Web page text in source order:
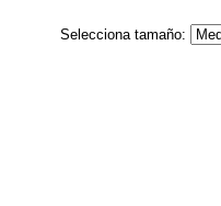
Selecciona tamaño: